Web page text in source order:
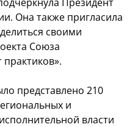
Она также пригласила
своими
Союза
представлено 210
и
власти